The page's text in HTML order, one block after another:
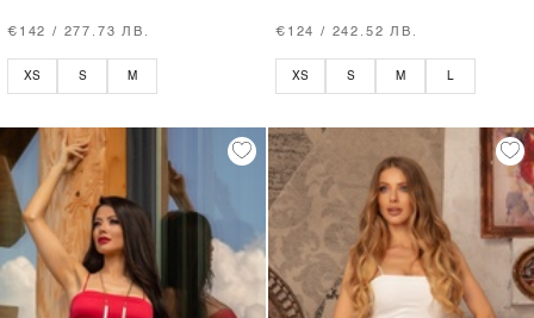
€142 / 277.73 ЛВ.
XS S M
€124 / 242.52 ЛВ.
XS S M